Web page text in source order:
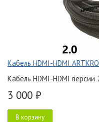
Кабель HDMI-HDMI
Кабель HDMI-HDMI версии
3 000 ₽
В корзину